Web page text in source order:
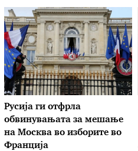
Русија ги отфрла
обвинувањата за мешање
на Москва во изборите во
Франција